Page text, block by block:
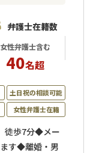
弁護士在籍数
女性弁護士含む
40名超
徒歩7分◆メー
す◆離婚・男
土日祝の相談可能
女性弁護士在籍